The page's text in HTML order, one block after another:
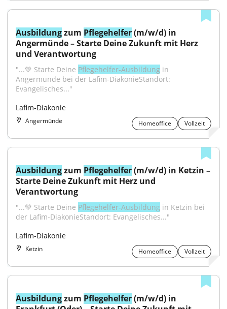
Ausbildung zum Pflegehelfer (m/w/d) in
Angermünde – Starte Deine Zukunft mit Herz
und Verantwortung
"...💚 Starte Deine Pflegehelfer-Ausbildung in
Angermünde bei der Lafim-DiakonieStandort:
Evangelisches..."
Lafim-Diakonie
Angermünde Homeoffice Vollzeit
Ausbildung zum Pflegehelfer (m/w/d) in Ketzin –
Starte Deine Zukunft mit Herz und
Verantwortung
"...💚 Starte Deine Pflegehelfer-Ausbildung in Ketzin bei
der Lafim-DiakonieStandort: Evangelisches..."
Lafim-Diakonie
Ketzin Homeoffice Vollzeit
Ausbildung zum Pflegehelfer (m/w/d) in